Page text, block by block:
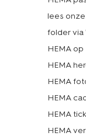
borden
complete
Basic,
alles
serie,
heb je
liever een kijkje in
ook. Met
bij jou in de
lees
folder via
HEMA
HEMA
HEMA
HEMA
HEMA
HEMA